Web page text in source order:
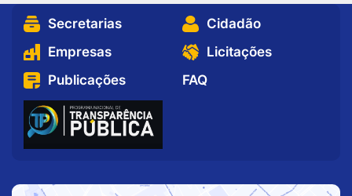
Secretarias
Cidadão
Empresas
Licitações
Publicações
FAQ